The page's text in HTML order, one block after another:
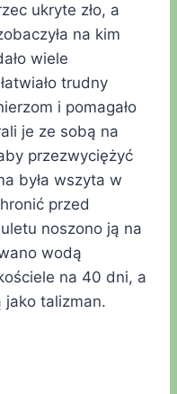
ukryte zło, a
na kim
wiele
trudny
i pomagało
je ze sobą na
przezwyciężyć
była wszyta w
przed
noszono ją na
wodą
na 40 dni, a
jako talizman.